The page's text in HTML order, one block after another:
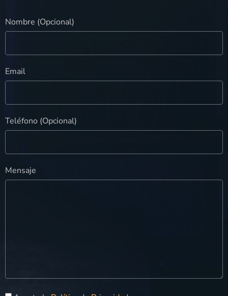
Nombre (Opcional)
Email
Teléfono (Opcional)
Mensaje